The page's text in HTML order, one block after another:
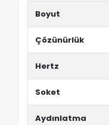
Boyut
Çözünürlük
Hertz
Soket
Aydınlatma